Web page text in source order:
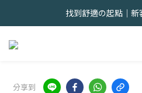
會員限定 | 女內褲任選3件現
找到舒適の起點｜
會員限定 | 女內褲任選3件現
分享到